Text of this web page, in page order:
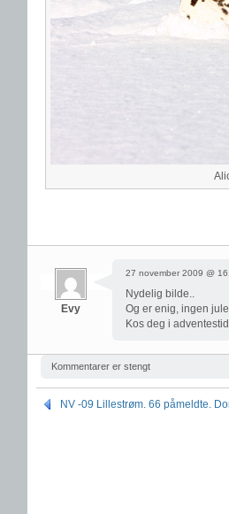
Evy
27 november 2009 @
Nydelig bilde..
Og er enig, ingen
Kos deg i
Kommentarer er stengt
NV -09 Lillestrøm. 66 påmeldte.